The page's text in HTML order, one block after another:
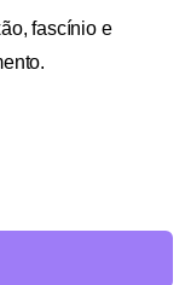
fascínio e